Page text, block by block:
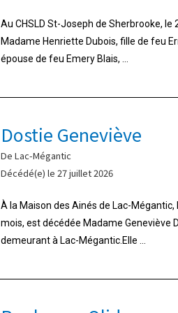
Au CHSLD St-Joseph de Sherbrooke, le
Madame Henriette Dubois, fille de feu
épouse de feu Emery Blais, ...
Dostie Geneviève
De Lac-Mégantic
Décédé(e) le 27 juillet 2026
À la Maison des Ainés de Lac-Mégantic,
mois, est décédée Madame Geneviève
demeurant à Lac-Mégantic.Elle ...